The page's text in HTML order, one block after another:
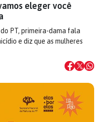
eleger você
PT, primeira-dama fala
e diz que as mulheres